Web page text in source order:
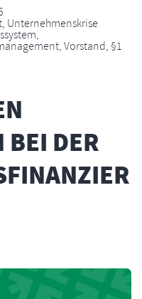
, Unternehmenskrise
,
,Vorstand,§1
BEI DER